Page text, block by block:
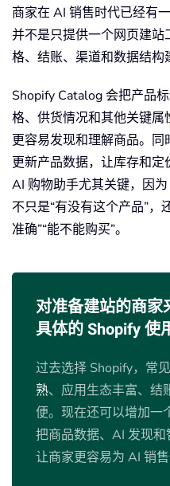
商家在 AI 销售时代已经有
并不是只提供一个网页建
格、结账、渠道和数据结构
Shopify Catalog 会把产品
格、供货情况和其他关键
更容易发现和理解商品。
更新产品数据，让库存和
AI 购物助手尤其关键，因
不只是“有没有这个产品”，
准确”“能不能购买”。
对准备建站的商家
具体的 Shopify 使
过去选择 Shopify，常
熟、应用生态丰富、结
便。现在还可以增加一
把商品数据、AI 发现和
让商家更容易为 AI 销售